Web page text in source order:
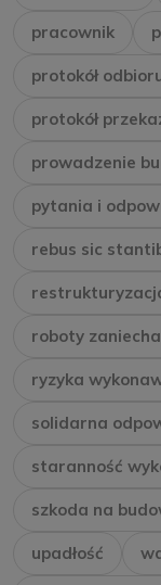
pracownik
protokół
protokół
prowadzenie
pytania i
rebus sic
roboty
ryzyka
solidarna
staranność
szkoda na
upadłość